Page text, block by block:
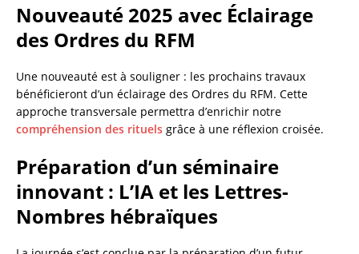
Nouveauté 2025 avec Éclairage
des Ordres du RFM
Une nouveauté est à souligner : les prochains travaux
bénéficieront d’un éclairage des Ordres du RFM. Cette
approche transversale permettra d’enrichir notre
compréhension des rituels grâce à une réflexion croisée.
Préparation d’un séminaire
innovant : L’IA et les Lettres-
Nombres hébraïques